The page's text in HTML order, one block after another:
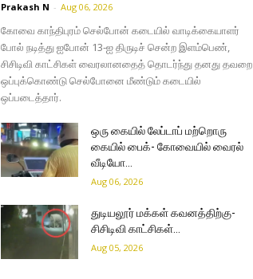
Prakash N - Aug 06, 2026
கோவை காந்திபுரம் செல்போன் கடையில் வாடிக்கையாளர்
போல் நடித்து ஐபோன் 13-ஐ திருடிச் சென்ற இளம்பெண்,
சிசிடிவி காட்சிகள் வைரலானதைத் தொடர்ந்து தனது தவறை
ஒப்புக்கொண்டு செல்போனை மீண்டும் கடையில்
ஒப்படைத்தார்.
ஒரு கையில் லேப்டாப் மற்றொரு
கையில் பைக்- கோவையில் வைரல்
வீடியோ…
Aug 06, 2026
துடியலூர் மக்கள் கவனத்திற்கு-
சிசிடிவி காட்சிகள்…
Aug 05, 2026